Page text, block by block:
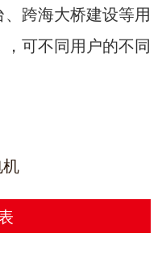
跨海大桥建设等用
可不同用户的不同